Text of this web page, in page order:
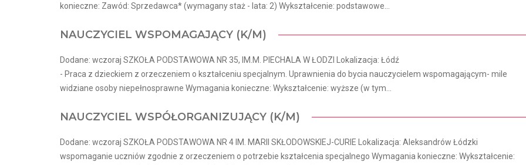
konieczne: Zawód: Sprzedawca* (wymagany staż - lata: 2) Wykształcenie: podstawowe...
NAUCZYCIEL WSPOMAGAJĄCY (K/M)
Dodane: wczoraj SZKOŁA PODSTAWOWA NR 35, IM.M. PIECHALA W ŁODZI Lokalizacja: Łódź
- Praca z dzieckiem z orzeczeniem o kształceniu specjalnym. Uprawnienia do bycia nauczycielem wspomagającym- mile
widziane osoby niepełnosprawne Wymagania konieczne: Wykształcenie: wyższe (w tym...
NAUCZYCIEL WSPÓŁORGANIZUJĄCY (K/M)
Dodane: wczoraj SZKOŁA PODSTAWOWA NR 4 IM. MARII SKŁODOWSKIEJ-CURIE Lokalizacja: Aleksandrów Łódzki
wspomaganie uczniów zgodnie z orzeczeniem o potrzebie kształcenia specjalnego Wymagania konieczne: Wykształcenie: